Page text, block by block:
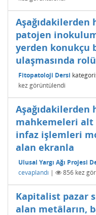
Aşağıdakilerden
patojen
yerden konukçu
ulaşmasında rolü
Fitopatoloji Dersi
kez görüntülendi
Aşağıdakilerden
mahkemeleri alt
infaz işlemleri
alan ekranla
Ulusal Yargı Ağı Projesi
cevaplandı | 856 kez
Kapitalist pazar
alan metâların,